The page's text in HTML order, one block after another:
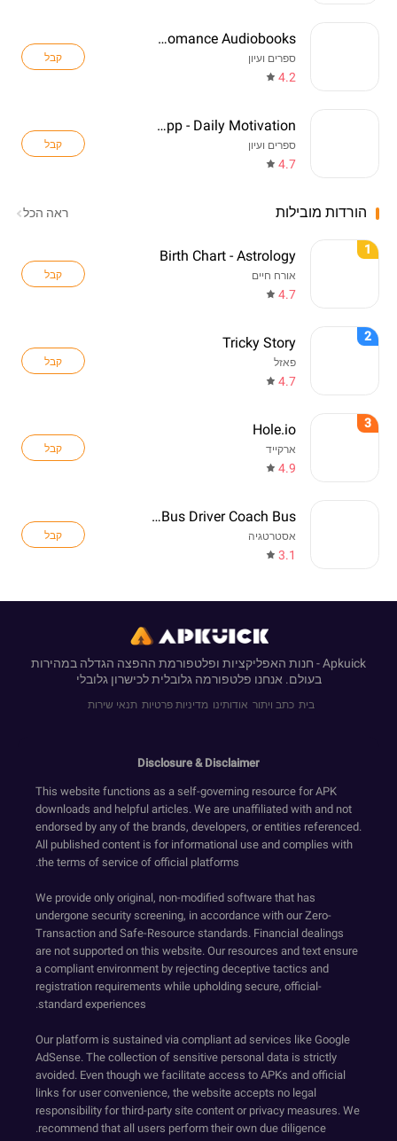
Freewave: Romance Audiobooks
ספרים ועיון
4.2
קבל
Quotes App - Daily Motivation
ספרים ועיון
4.7
קבל
הורדות מובילות ראה הכל
1
Birth Chart - Astrology
אורח חיים
4.7
קבל
2
Tricky Story
פאזל
4.7
קבל
3
Hole.io
ארקייד
4.9
קבל
Real Bus Driver Coach Bus
אסטרטגיה
3.1
קבל
Apkuick - חנות האפליקציות ופלטפורמת ההפצה הגדלה במהירות
בעולם. אנחנו פלטפורמה גלובלית לכישרון גלובלי
בית כתב ויתור אודותינו מדיניות פרטיות תנאי שירות
Disclosure & Disclaimer
This website functions as a self-governing resource for APK
downloads and helpful articles. We are unaffiliated with and not
endorsed by any of the brands, developers, or entities referenced.
All published content is for informational use and complies with
the terms of service of official platforms.
We provide only original, non-modified software that has
undergone security screening, in accordance with our Zero-
Transaction and Safe-Resource standards. Financial dealings
are not supported on this website. Our resources and text ensure
a compliant environment by rejecting deceptive tactics and
registration requirements while upholding secure, official-
standard experiences.
Our platform is sustained via compliant ad services like Google
AdSense. The collection of sensitive personal data is strictly
avoided. Even though we facilitate access to APKs and official
links for user convenience, the website accepts no legal
responsibility for third-party site content or privacy measures. We
recommend that all users perform their own due diligence.